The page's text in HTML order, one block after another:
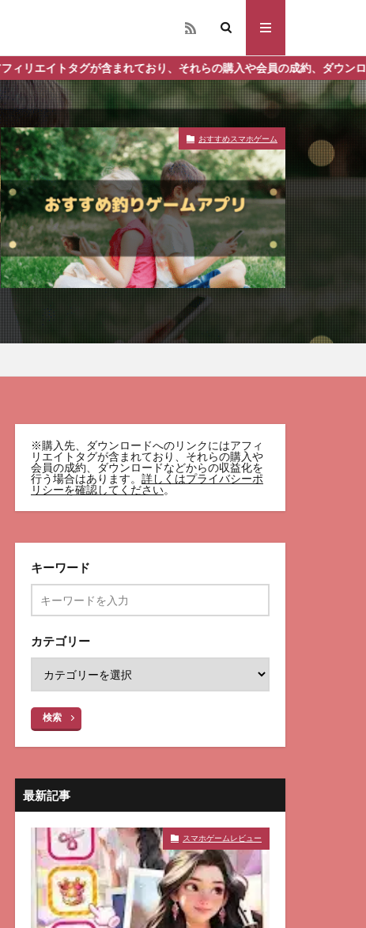
ており、それらの購入や会員の成約、ダウンロードなどからの収益化
おすすめスマホゲーム
※購入先、ダウンロードへのリンクにはアフィ
リエイトタグが含まれており、それらの購入や
会員の成約、ダウンロードなどからの収益化を
行う場合はあります。 詳しくはプライバシーポ
リシーを確認してください。
キーワード
カテゴリー
検索
最新記事
スマホゲームレビュー